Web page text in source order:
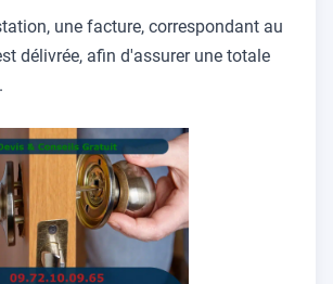
une facture, correspondant au
délivrée, afin d'assurer une totale